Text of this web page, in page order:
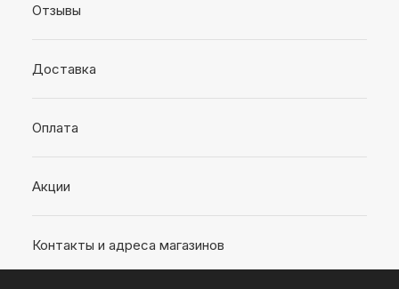
Отзывы
Доставка
Оплата
Акции
Контакты и адреса магазинов